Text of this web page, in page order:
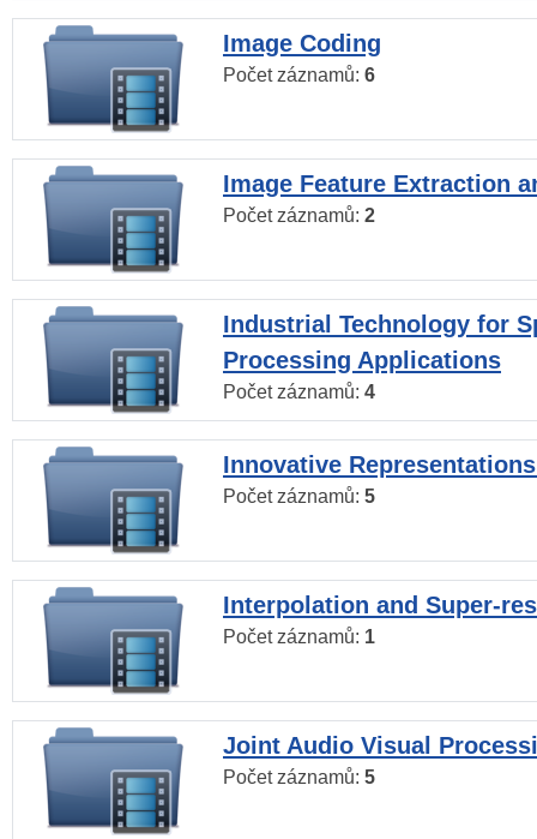
Image Coding
Počet záznamů: 6
Image Feature Extraction
Počet záznamů: 2
Industrial Technology for
Processing Applications
Počet záznamů: 4
Innovative
Počet záznamů: 5
Interpolation and Super-
Počet záznamů: 1
Joint Audio Visual
Počet záznamů: 5